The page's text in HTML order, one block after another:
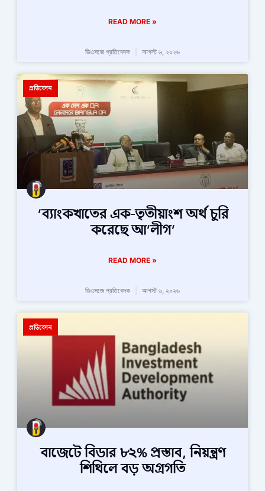
READ MORE »
ডিএসজে প্রতিবেদক আগস্ট ৬, ২০২৬
প্রতিবেদন
‘ব্যাংকখাতের এক-তৃতীয়াংশ অর্থ চুরি
করেছে আ’লীগ’
READ MORE »
ডিএসজে প্রতিবেদক আগস্ট ৬, ২০২৬
প্রতিবেদন
বাজেটে বিডার ৮২% প্রস্তাব, নিয়ন্ত্রণ
শিথিলে বড় অগ্রগতি